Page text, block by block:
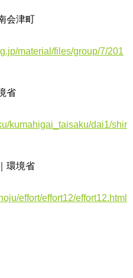
会津町
material/files/group/7/201
省
kumahigai_taisaku/dai1/shir
環境省
effort/effort12/effort12.html